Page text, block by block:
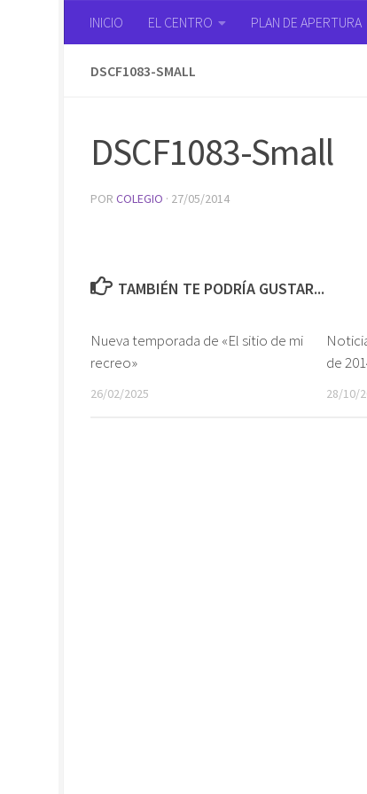
Saltar al contenido
INICIO EL CENTRO PLAN DE APERTURA
DSCF1083-SMALL
DSCF1083-Small
POR COLEGIO · 27/05/2014
TAMBIÉN TE PODRÍA GUSTAR...
Nueva temporada de «El sitio de mi
recreo»
26/02/2025
de
28/10/